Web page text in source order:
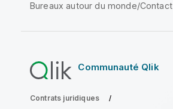
Bureaux autour du monde/Contact
Communauté Qlik
Contrats juridiques